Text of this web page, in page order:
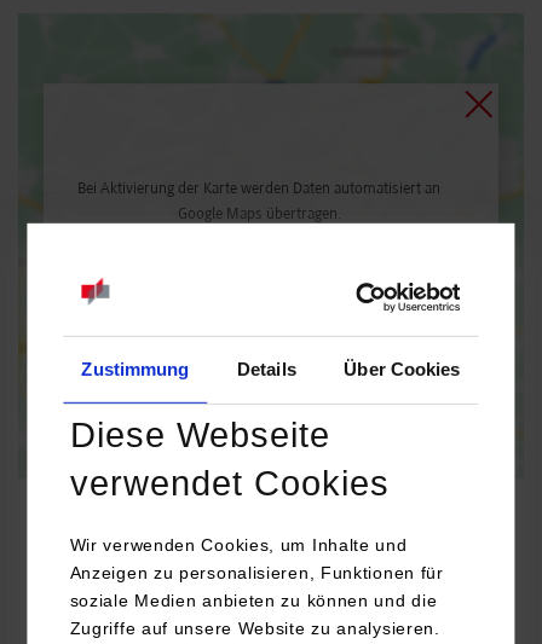
Zustimmung Details Über Cookies
Diese Webseite
verwendet Cookies
Wir verwenden Cookies, um Inhalte und
Anzeigen zu personalisieren, Funktionen für
soziale Medien anbieten zu können und die
Zugriffe auf unsere Website zu analysieren.
Bei Aktivierung der Karte werden Daten automatisiert an
Google Maps übertragen.
Einmalig aktivieren
BWL-Gesundheitsmanagement